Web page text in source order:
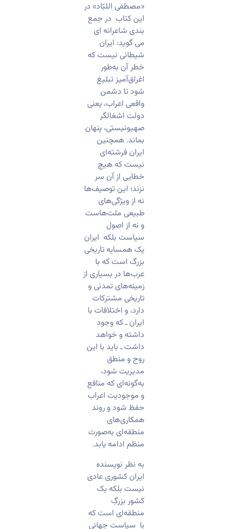
«مصطفی اللبّاد» در
این کتاب در جمع
بندی شاعرانه ای
می گوید: ایران
شیطانی نیست که
خطر آن به‌طور
اغراق‌آمیز تبلیغ
شود تا دشمن
واقعی اعراب، یعنی
دولت اشغالگر
صهیونیستی، پنهان
بماند. همچنین
ایران فرشته‌ای
نیست که هیچ
خطایی از آن سر
نزند؛ این توصیف‌ها
نه از ویژگی‌های
طبیعی ملت‌هاست
و نه از اصول
سیاست بلکه ایران
یک همسایه تاریخی
بزرگ است که با
عرب‌ها در بسیاری از
زمینه‌های تمدنی و
تاریخی مشترکات
دارد، و اختلافات با
ایران ـ که وجود
داشته و خواهد
داشت ـ باید با این
روح و منطق
مدیریت شود،
به‌گونه‌ای که منافع
و موجودیت اعراب
حفظ شود و روند
همکاری‌های
منطقه‌ای به‌صورت
منظم ادامه یابد.
به نظر نویسنده
ایران کشوری عادی
نیست بلکه یک
کشور بزرگِ
منطقه‌ای است که
با سیاست جهانی